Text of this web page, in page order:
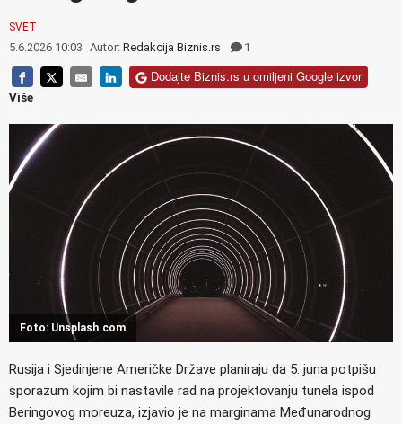
SVET
5.6.2026 10:03 Autor: Redakcija Biznis.rs 1
Dodajte Biznis.rs u omiljeni Google izvor
Više
Foto: Unsplash.com
Rusija i Sjedinjene Američke Države planiraju da 5. juna potpišu
sporazum kojim bi nastavile rad na projektovanju tunela ispod
Beringovog moreuza, izjavio je na marginama Međunarodnog